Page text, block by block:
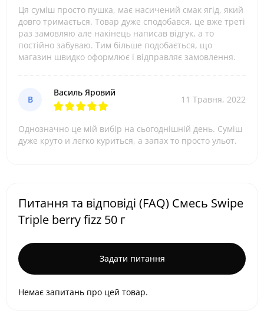
Ця суміш просто пушка, має насичений смак ягід, який
довго тримається. Товар дуже сподобався, це вже треті
раз замовляю але накінець написав відгук, а то
постійно забуваю. Тим більше подобається, що
магазин швидко оформлює і відправляє замовлення.
В
Василь Яровий
11 Травня, 2022
Однозначно це мій вибір на сьогоднішній день. Суміш
дуже круто и легко куриться, а запах то просто ульот.
Питання та відповіді (FAQ) Cмесь Swipe
Triple berry fizz 50 г
Задати питання
Немає запитань про цей товар.